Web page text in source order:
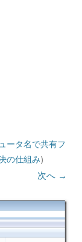
へ移動
ータ名で共有フ
の仕組み)
次へ →